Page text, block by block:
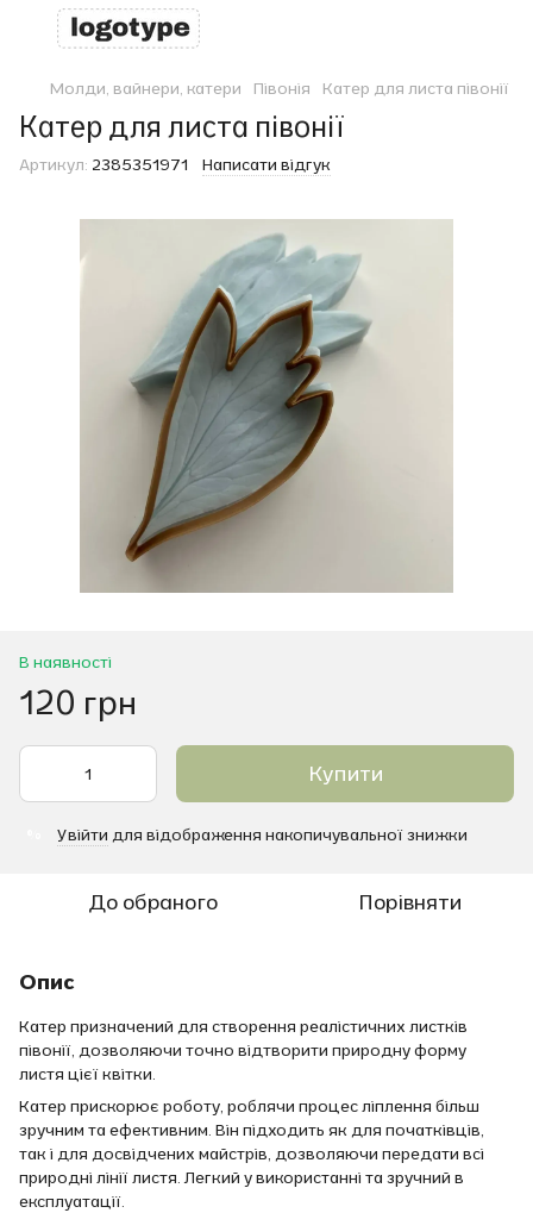
Молди, вайнери, катери Півонія Катер для листа півонії
Катер для листа півонії
Артикул: 2385351971 Написати відгук
В наявності
120 грн
Купити
Увійти для відображення накопичувальної знижки
До обраного Порівняти
Опис
Катер призначений для створення реалістичних листків
півонії, дозволяючи точно відтворити природну форму
листя цієї квітки.
Катер прискорює роботу, роблячи процес ліплення більш
зручним та ефективним. Він підходить як для початківців,
так і для досвідчених майстрів, дозволяючи передати всі
природні лінії листя. Легкий у використанні та зручний в
експлуатації.